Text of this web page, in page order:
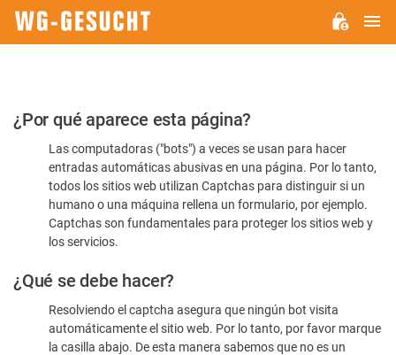
Por
favor,
confirme
humano
¿Por qué aparece esta página?
Las computadoras ("bots") a veces se usan para hacer
entradas automáticas abusivas en una página. Por lo tanto,
todos los sitios web utilizan Captchas para distinguir si un
humano o una máquina rellena un formulario, por ejemplo.
Captchas son fundamentales para proteger los sitios web y
los servicios.
¿Qué se debe hacer?
Resolviendo el captcha asegura que ningún bot visita
automáticamente el sitio web. Por lo tanto, por favor marque
la casilla abajo. De esta manera sabemos que no es un